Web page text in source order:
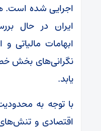
اجرایی شده است.
ایران در حال
ابهامات مالیاتی
نگرانی‌های بخش
یابد.
با توجه به